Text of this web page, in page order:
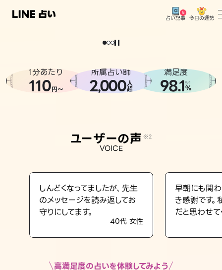
占い記事 今日の運勢
相談事例
LINE占いを開く
※LINEアプリ内のサービスページへ遷移します
どうせなら
。
1分あたり
110円〜
所属占い師
2,000人
超
満足度
98.1※1
%
ユーザーの声 ※2
VOICE
しんどくなってましたが、先生
のメッセージを読み返してお
守りにしてます。
40代 女性
早朝にも関
き感謝です
だと思わせて
高満足度の占いを体験してみよう